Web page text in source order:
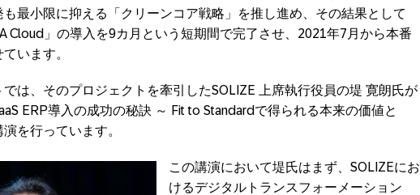
も最小限に抑える「クリーンコア戦略」を推し進め、その結果として
Cloud」の導入を9カ月という短期間で完了させ、2021年7月から本番
います。
は、そのプロジェクトを牽引したSOLIZE 上席執行役員の堤 寛朗氏が
ERP導入の成功の秘訣 ～ Fit to Standardで得られる本来の価値と
を行っています。
この講演において堤氏はまず、SOLIZEにお
けるデジタルトランスフォーメーション